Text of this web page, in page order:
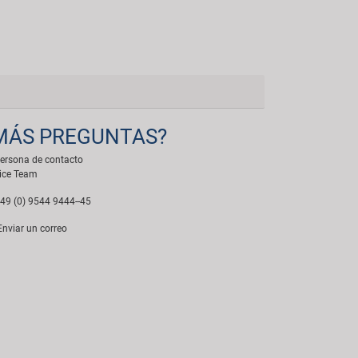
PREGUNTAS?
de contacto
Team
(0) 9544 9444--45
un correo